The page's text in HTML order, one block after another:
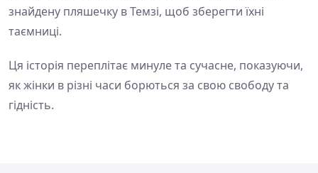
знайдену пляшечку в Темзі, щоб зберегти їхні
таємниці.
Ця історія переплітає минуле та сучасне, показуючи,
як жінки в різні часи борються за свою свободу та
гідність.